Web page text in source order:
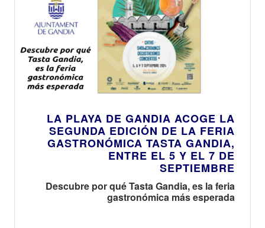
LA PLAYA DE GANDIA ACOGE LA
SEGUNDA EDICIÓN DE LA FERIA
GASTRONÓMICA TASTA GANDIA,
ENTRE EL 5 Y EL 7 DE
SEPTIEMBRE
Descubre por qué Tasta Gandia, es la feria
gastronómica más esperada